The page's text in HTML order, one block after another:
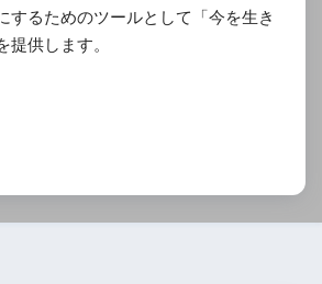
するためのツールとして「今を生き
提供します。